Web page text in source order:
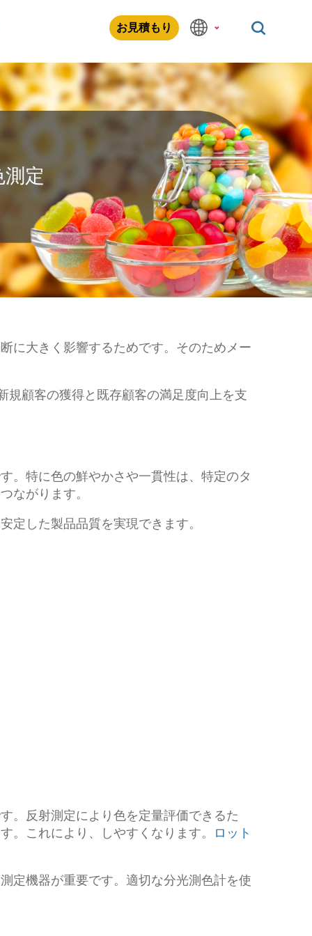
お見積もり
定
に大きく影響するためです。そのためメー
規顧客の獲得と既存顧客の満足度向上を支
。特に色の鮮やかさや一貫性は、特定のタ
ながります。
した製品品質を実現できます。
。反射測定により色を定量評価できるた
これにより、しやすくなります。 ロット
定機器が重要です。適切な分光測色計を使